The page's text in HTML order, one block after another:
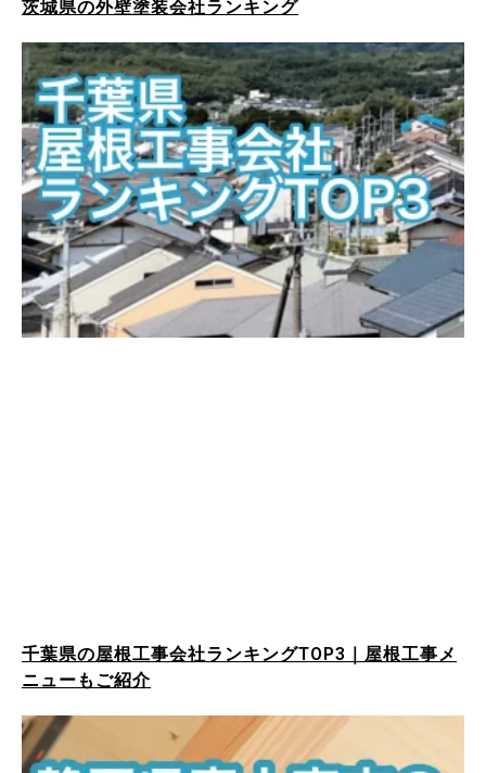
茨城県の外壁塗装会社ランキング
千葉県の屋根工事会社ランキングTOP3｜屋根工事メ
ニューもご紹介